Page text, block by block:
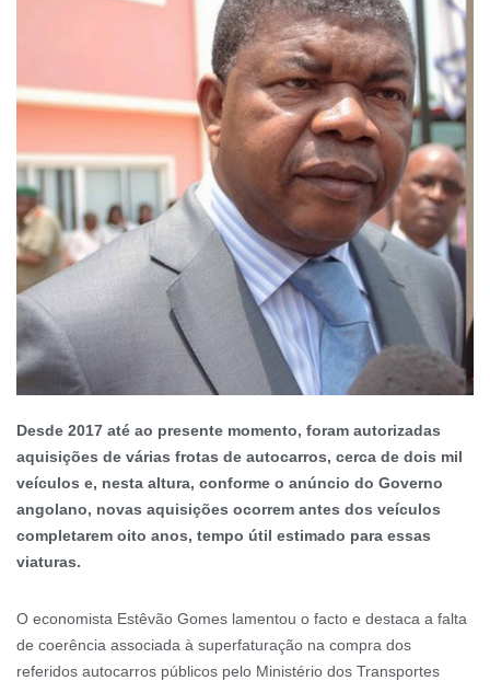
Desde 2017 até ao presente momento, foram autorizadas
aquisições de várias frotas de autocarros, cerca de dois mil
veículos e, nesta altura, conforme o anúncio do Governo
angolano, novas aquisições ocorrem antes dos veículos
completarem oito anos, tempo útil estimado para essas
viaturas.
O economista Estêvão Gomes lamentou o facto e destaca a falta
de coerência associada à superfaturação na compra dos
referidos autocarros públicos pelo Ministério dos Transportes